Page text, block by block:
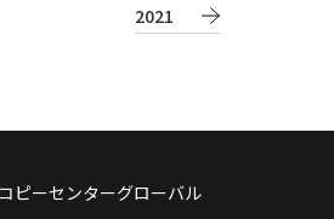
2021
ピーセンターグローバル